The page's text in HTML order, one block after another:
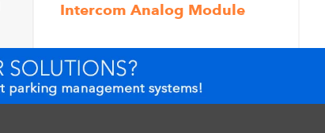
Intercom Analog Module